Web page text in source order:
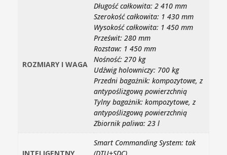
ROZMIARY I WAGA
Długość całkowita: 2 410 mm
Szerokość całkowita: 1 430 mm
Wysokość całkowita: 1 450 mm
Prześwit: 280 mm
Rozstaw: 1 450 mm
Nośność: 270 kg
Udźwig holowniczy: 700 kg
Przedni bagażnik: kompozytowe, z
antypoślizgową powierzchnią
Tylny bagażnik: kompozytowe, z
antypoślizgową powierzchnią
Zbiornik paliwa: 23 l
INTELIGENTNY
Smart Commanding System: tak
(DTU+SDC)